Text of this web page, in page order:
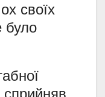
своїх
було
сприйняв